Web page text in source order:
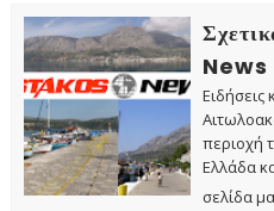
News
περιοχή
Ελλάδα
σελίδα